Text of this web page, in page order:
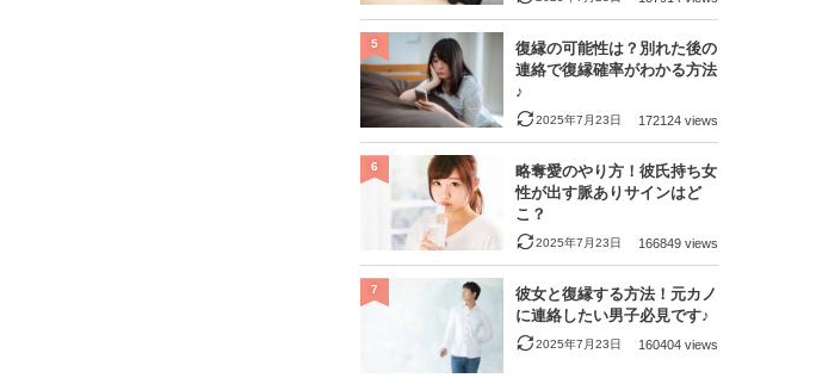
復縁の可能性は？別れた後の
連絡で復縁確率がわかる方法
♪
2025年7月23日 172124 views
5
略奪愛のやり方！彼氏持ち女
性が出す脈ありサインはど
こ？
2025年7月23日 166849 views
6
彼女と復縁する方法！元カノ
に連絡したい男子必見です♪
2025年7月23日 160404 views
7